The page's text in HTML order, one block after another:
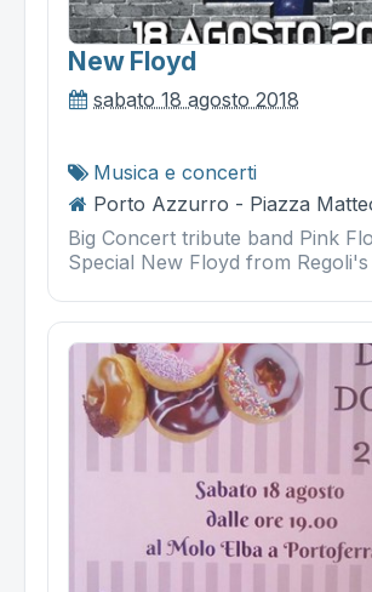
New Floyd
sabato 18 agosto 2018
Musica e concerti
Porto Azzurro - Piazza
Big Concert tribute band Pink
Special New Floyd from